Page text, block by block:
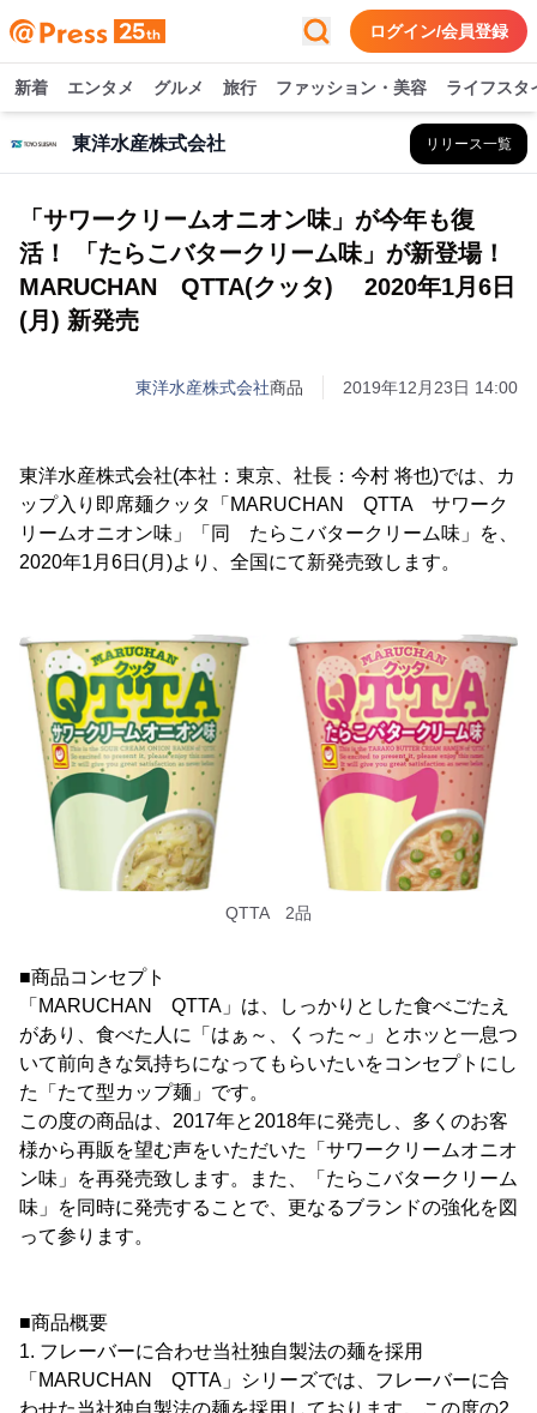
ログイン/会員登録
新着 エンタメ グルメ 旅行 ファッション・美容 ライフスタ
東洋水産株式会社 リリース一覧
「サワークリームオニオン味」が今年も復
活！ 「たらこバタークリーム味」が新登場！
MARUCHAN QTTA(クッタ) 2020年1月6日
(月) 新発売
東洋水産株式会社商品 2019年12月23日 14:00
東洋水産株式会社(本社：東京、社長：今村 将也)では、カ
ップ入り即席麺クッタ「MARUCHAN QTTA サワーク
リームオニオン味」「同 たらこバタークリーム味」を、
2020年1月6日(月)より、全国にて新発売致します。
QTTA 2品
■商品コンセプト
「MARUCHAN QTTA」は、しっかりとした食べごたえ
があり、食べた人に「はぁ～、くった～」とホッと一息つ
いて前向きな気持ちになってもらいたいをコンセプトにし
た「たて型カップ麺」です。
この度の商品は、2017年と2018年に発売し、多くのお客
様から再販を望む声をいただいた「サワークリームオニオ
ン味」を再発売致します。また、「たらこバタークリーム
味」を同時に発売することで、更なるブランドの強化を図
って参ります。
■商品概要
1. フレーバーに合わせ当社独自製法の麺を採用
「MARUCHAN QTTA」シリーズでは、フレーバーに合
わせた当社独自製法の麺を採用しております。この度の2